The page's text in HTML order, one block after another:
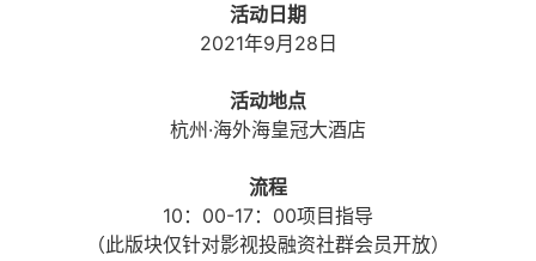
活动日期
2021年9月28日
活动地点
杭州·海外海皇冠大酒店
流程
10：00-17：00项目指导
（此版块仅针对影视投融资社群会员开放）